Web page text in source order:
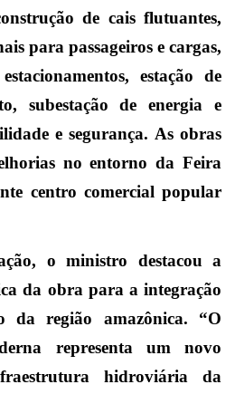
de cais flutuantes,
para passageiros e cargas,
estação de
subestação de energia e
e segurança. As obras
no entorno da Feira
centro comercial popular
o ministro destacou a
da obra para a integração
da região amazônica. “O
representa um novo
hidroviária da